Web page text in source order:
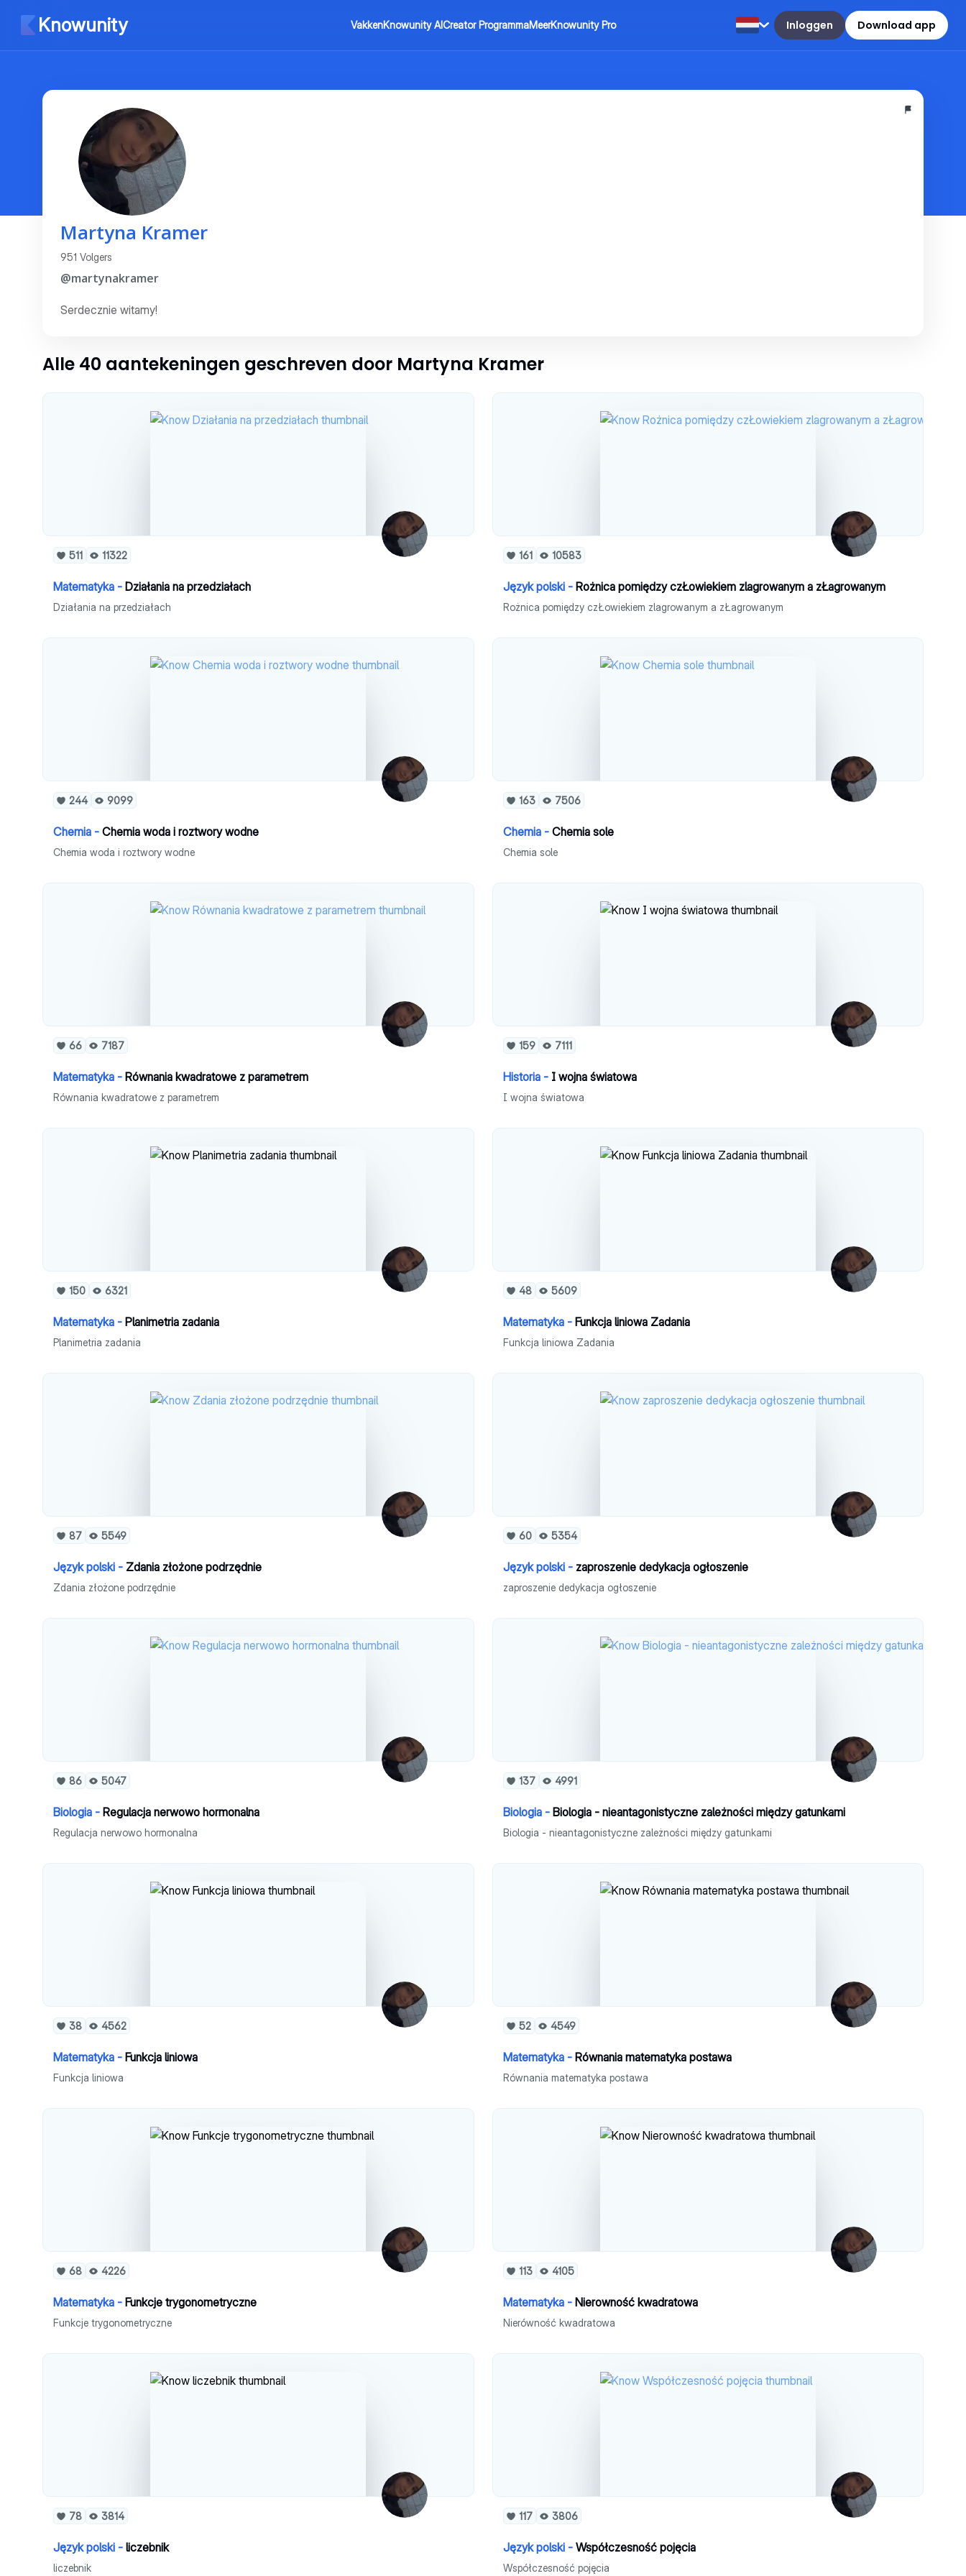
Knowunity VakkenKnowunity AICreator ProgrammaMeerKnowunity Pro Inloggen Download app
Martyna Kramer
951 Volgers
@martynakramer
Serdecznie witamy!
Alle 40 aantekeningen geschreven door Martyna Kramer
511 11322
Matematyka - Działania na przedziałach
Działania na przedziałach
161 10583
Język polski - Rożnica pomiędzy czŁowiekiem zlagrowanym a zŁagrowanym
Rożnica pomiędzy czŁowiekiem zlagrowanym a zŁagrowanym
244 9099
Chemia - Chemia woda i roztwory wodne
Chemia woda i roztwory wodne
163 7506
Chemia - Chemia sole
Chemia sole
66 7187
Matematyka - Równania kwadratowe z parametrem
Równania kwadratowe z parametrem
159 7111
Historia - I wojna światowa
I wojna światowa
150 6321
Matematyka - Planimetria zadania
Planimetria zadania
48 5609
Matematyka - Funkcja liniowa Zadania
Funkcja liniowa Zadania
87 5549
Język polski - Zdania złożone podrzędnie
Zdania złożone podrzędnie
60 5354
Język polski - zaproszenie dedykacja ogłoszenie
zaproszenie dedykacja ogłoszenie
86 5047
Biologia - Regulacja nerwowo hormonalna
Regulacja nerwowo hormonalna
137 4991
Biologia - Biologia - nieantagonistyczne zależności między gatunkami
Biologia - nieantagonistyczne zależności między gatunkami
38 4562
Matematyka - Funkcja liniowa
Funkcja liniowa
52 4549
Matematyka - Równania matematyka postawa
Równania matematyka postawa
68 4226
Matematyka - Funkcje trygonometryczne
Funkcje trygonometryczne
113 4105
Matematyka - Nierowność kwadratowa
Nierówność kwadratowa
78 3814
Język polski - liczebnik
liczebnik
117 3806
Język polski - Współczesność pojęcia
Współczesność pojęcia